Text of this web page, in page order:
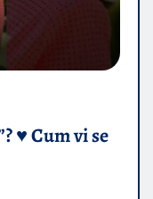
♥️ Cum vi se